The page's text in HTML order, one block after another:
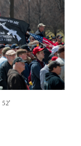
52’